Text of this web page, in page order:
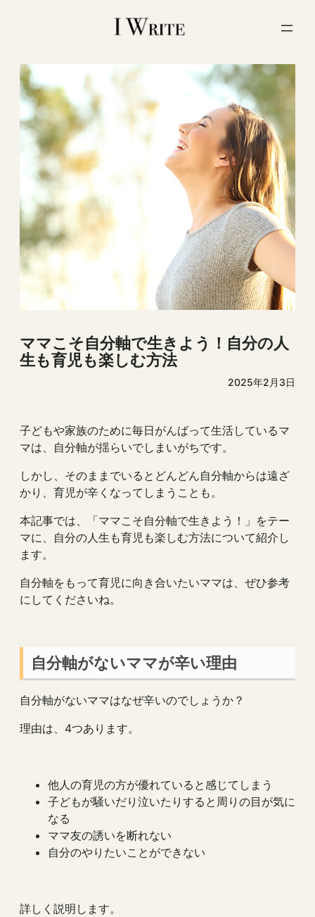
ママこそ自分軸で生きよう！自分の人
生も育児も楽しむ方法
2025年2月3日
子どもや家族のために毎日がんばって生活しているマ
マは、自分軸が揺らいでしまいがちです。
しかし、そのままでいるとどんどん自分軸からは遠ざ
かり、育児が辛くなってしまうことも。
本記事では、「ママこそ自分軸で生きよう！」をテー
マに、自分の人生も育児も楽しむ方法について紹介し
ます。
自分軸をもって育児に向き合いたいママは、ぜひ参考
にしてくださいね。
自分軸がないママが辛い理由
自分軸がないママはなぜ辛いのでしょうか？
理由は、4つあります。
他人の育児の方が優れていると感じてしまう
子どもが騒いだり泣いたりすると周りの目が気に
なる
ママ友の誘いを断れない
自分のやりたいことができない
詳しく説明します。